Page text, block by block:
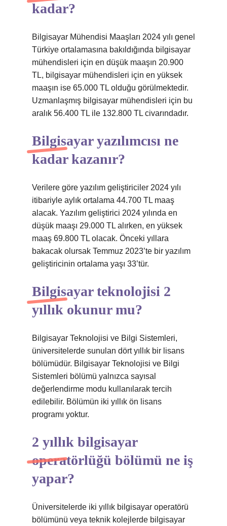
kadar?
Bilgisayar Mühendisi Maaşları 2024 yılı genel
Türkiye ortalamasına bakıldığında bilgisayar
mühendisleri için en düşük maaşın 20.900
TL, bilgisayar mühendisleri için en yüksek
maaşın ise 65.000 TL olduğu görülmektedir.
Uzmanlaşmış bilgisayar mühendisleri için bu
aralık 56.400 TL ile 132.800 TL civarındadır.
Bilgisayar yazılımcısı ne
kadar kazanır?
Verilere göre yazılım geliştiriciler 2024 yılı
itibariyle aylık ortalama 44.700 TL maaş
alacak. Yazılım geliştirici 2024 yılında en
düşük maaşı 29.000 TL alırken, en yüksek
maaş 69.800 TL olacak. Önceki yıllara
bakacak olursak Temmuz 2023’te bir yazılım
geliştiricinin ortalama yaşı 33’tür.
Bilgisayar teknolojisi 2
yıllık okunur mu?
Bilgisayar Teknolojisi ve Bilgi Sistemleri,
üniversitelerde sunulan dört yıllık bir lisans
bölümüdür. Bilgisayar Teknolojisi ve Bilgi
Sistemleri bölümü yalnızca sayısal
değerlendirme modu kullanılarak tercih
edilebilir. Bölümün iki yıllık ön lisans
programı yoktur.
2 yıllık bilgisayar
operatörlüğü bölümü ne iş
yapar?
Üniversitelerde iki yıllık bilgisayar operatörü
bölümünü veya teknik kolejlerde bilgisayar